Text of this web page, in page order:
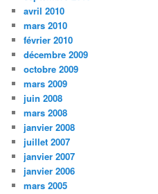
avril 2010
mars 2010
février 2010
décembre 2009
octobre 2009
mars 2009
juin 2008
mars 2008
janvier 2008
juillet 2007
janvier 2007
janvier 2006
mars 2005